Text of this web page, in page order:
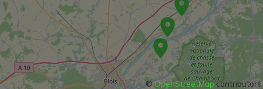
©OpenStreetMapcontributors